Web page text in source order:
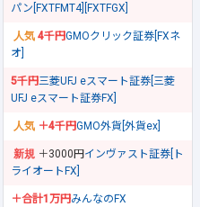
パン[FXTFMT4][FXTFGX]
4千円GMOクリック証券[FXネ
オ]
5千円三菱UFJ eスマート証券[三菱
UFJ eスマート証券FX]
＋4千円GMO外貨[外貨ex]
＋3000円 インヴァスト証券[ト
ライオートFX]
＋合計1万円みんなのFX